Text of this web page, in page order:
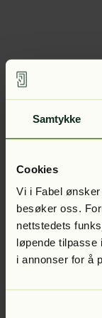
Samtykke
Cookies
Vi i Fabel
besøker oss.
nettstedets
løpende tilpasse
i annonser for å